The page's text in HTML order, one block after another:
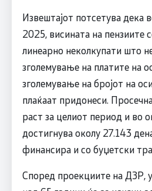
Извештајот потсетува дека
2025, висината на пензиите
линеарно неколкупати што
зголемување на платите на
зголемување на бројот на
плаќаат придонеси.
раст за целиот период и во
достигнува околу 27.143
финансира и со буџетски
Според проекциите на ДЗР,